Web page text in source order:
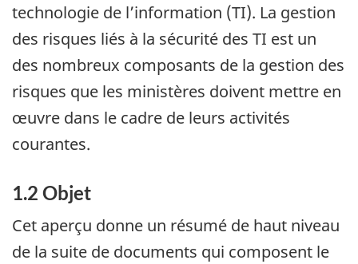
technologie de l’information (TI). La gestion
des risques liés à la sécurité des TI est un
des nombreux composants de la gestion des
risques que les ministères doivent mettre en
œuvre dans le cadre de leurs activités
courantes.
1.2 Objet
Cet aperçu donne un résumé de haut niveau
de la suite de documents qui composent le